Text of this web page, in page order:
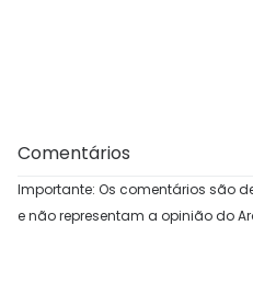
Comentários
Importante: Os comentários são
e não representam a opinião do